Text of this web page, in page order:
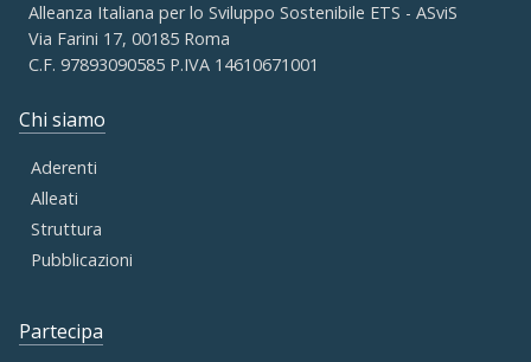
Alleanza Italiana per lo Sviluppo Sostenibile ETS - ASviS
Via Farini 17, 00185 Roma
C.F. 97893090585 P.IVA 14610671001
Chi siamo
Aderenti
Alleati
Struttura
Pubblicazioni
Partecipa